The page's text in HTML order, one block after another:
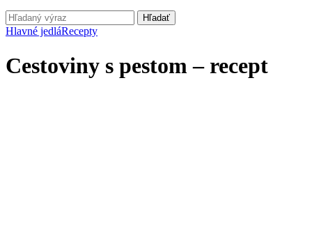
Hľadať
Hlavné jedláRecepty
Cestoviny s pestom – recept